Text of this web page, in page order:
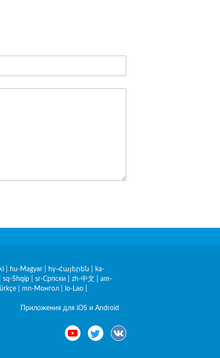
hu-Magyar hy-Հայերեն
ka-
sq-Shqip sr-Српски zh-中文
am-
mn-Монгол lo-Lao
Приложения для iOS и Android